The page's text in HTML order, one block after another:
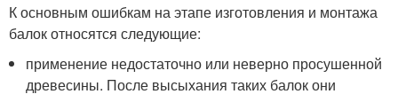
К основным ошибкам на этапе изготовления и монтажа
балок относятся следующие:
применение недостаточно или неверно просушенной
древесины. После высыхания таких балок они